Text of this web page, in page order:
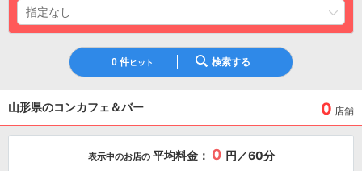
0 件ヒット 検索する
山形県のコンカフェ＆バー 0 店舗
表示中のお店の 平均料金： 0 円／60分